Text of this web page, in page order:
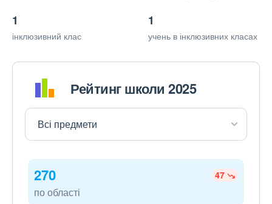
1
інклюзивний клас
1
учень в інклюзивних класах
Рейтинг школи 2025
270 47
по області